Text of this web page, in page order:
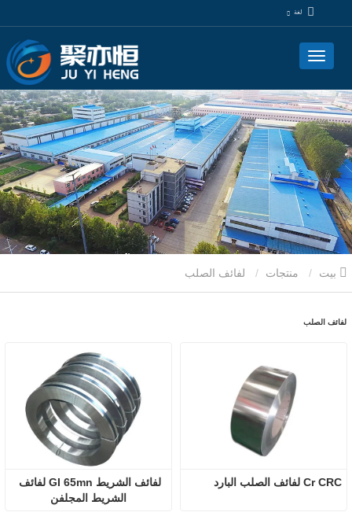
لغة
منتجات
لفائف الصلب
الشريط المجلفن
Cr CRC لفائف الصلب البارد